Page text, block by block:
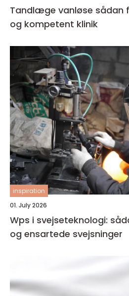
Tandlæge vanløse sådan finder du en tryg
og kompetent klinik
inspiration
01. July 2026
Wps i svejseteknologi:
og ensartede svejsninger